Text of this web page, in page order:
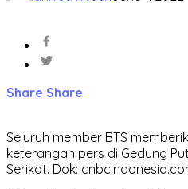
Share Share
Seluruh member BTS
keterangan pers di Gedung
Serikat. Dok: